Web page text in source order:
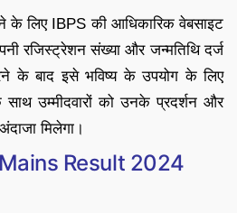
के लिए IBPS की आधिकारिक वेबसाइट
रजिस्ट्रेशन संख्या और जन्मतिथि दर्ज
के बाद इसे भविष्य के उपयोग के लिए
उम्मीदवारों को उनके प्रदर्शन और
मिलेगा।
Result 2024